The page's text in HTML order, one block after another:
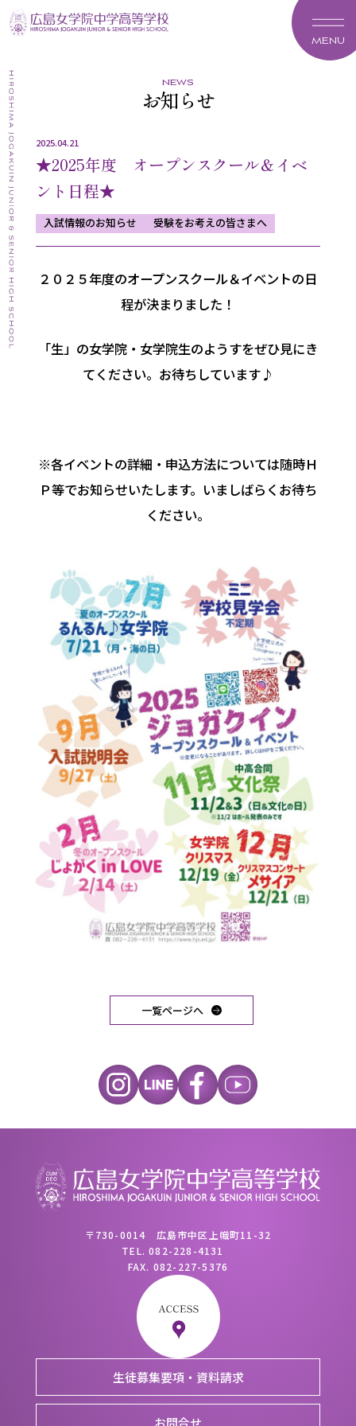
MENU
news
お知らせ
2025.04.21
★2025年度 オープンスクール＆イベ
ント日程★
入試情報のお知らせ 受験をお考えの皆さまへ
２０２５年度のオープンスクール＆イベントの日
程が決まりました！
「生」の女学院・女学院生のようすをぜひ見にき
てください。お待ちしています♪
※各イベントの詳細・申込方法については随時Ｈ
Ｐ等でお知らせいたします。いましばらくお待ち
ください。
一覧ページへ
〒730-0014 広島市中区上幟町11-32
TEL.082-228-4131
FAX. 082-227-5376
生徒募集要項・資料請求